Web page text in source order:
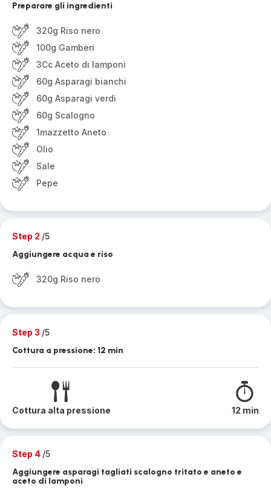
Preparare gli ingredienti
320g Riso nero
100g Gamberi
3Cc Aceto di lamponi
60g Asparagi bianchi
60g Asparagi verdi
60g Scalogno
1mazzetto Aneto
Olio
Sale
Pepe
Step 2 /5
Aggiungere acqua e riso
320g Riso nero
Step 3 /5
Cottura a pressione: 12 min
Cottura alta pressione 12 min
Step 4 /5
Aggiungere asparagi tagliati scalogno tritato e aneto e
aceto di lamponi